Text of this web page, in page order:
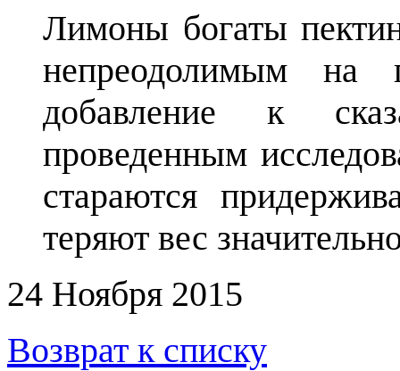
Лимоны богаты
непреодолимым на
добавление к
проведенным
стараются
теряют вес
24 Ноября 2015
Возврат к списку